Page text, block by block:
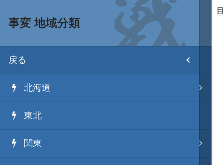
目次
武将 読み一覧
姫 読み一覧
家宝 分類一覧
事変 地域分類
戻る
北海道
東北
関東